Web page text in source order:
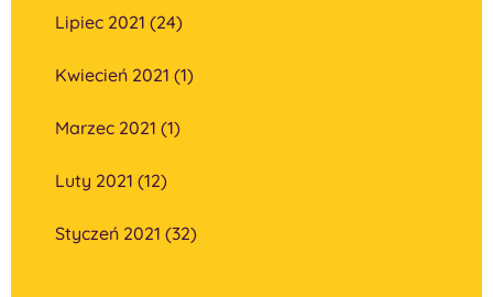
Lipiec 2021 (24)
Kwiecień 2021 (1)
Marzec 2021 (1)
Luty 2021 (12)
Styczeń 2021 (32)